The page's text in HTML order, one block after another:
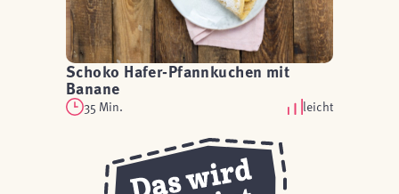
Schoko Hafer-Pfannkuchen mit
Banane
35 Min. leicht